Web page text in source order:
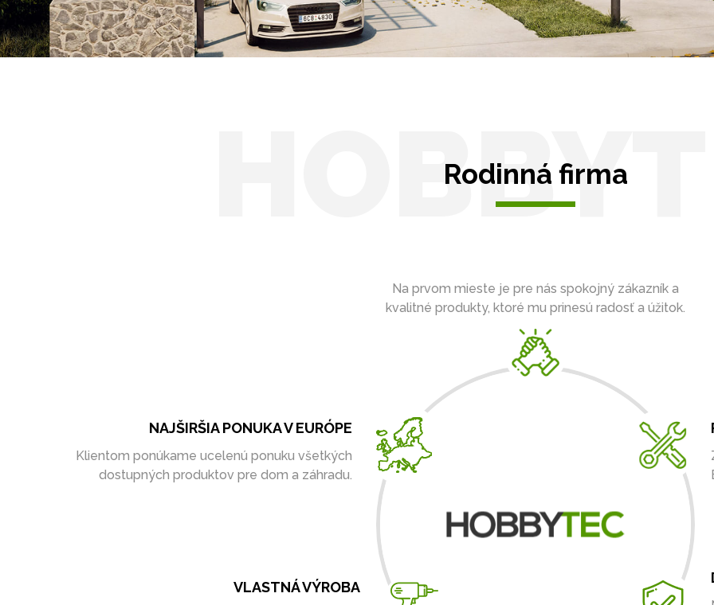
Rodinná firma
Na prvom mieste je pre nás spokojný zákazník a
kvalitné produkty, ktoré mu prinesú radosť a úžitok.
VLASTNÁ VÝROBA
NAJŠIRŠIA PONUKA V EURÓPE
Klientom ponúkame ucelenú ponuku všetkých
dostupných produktov pre dom a záhradu.